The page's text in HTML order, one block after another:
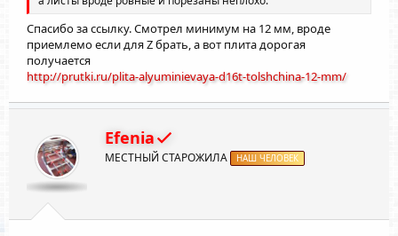
Спасибо за ссылку. Смотрел минимум на 12 мм, вроде
приемлемо если для Z брать, а вот плита дорогая
получается
http://prutki.ru/plita-alyuminievaya-d16t-tolshchina-12-mm/
Efenia
МЕСТНЫЙ СТАРОЖИЛА НАШ ЧЕЛОВЕК